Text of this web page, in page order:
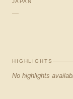
JAPAN
—
HIGHLIGHTS
No highlights